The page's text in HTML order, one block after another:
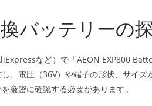
バッテリーの
など）で「AEON EXP800
、電圧（36V）や端子の形状、サイ
厳密に確認する必要があります。